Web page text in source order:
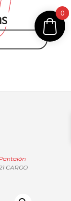
CARGO
0